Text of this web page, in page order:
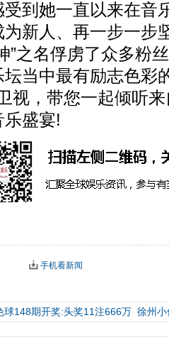
受到她一直以来在音
新人、再一步一步
”之名俘虏了众多粉
当中最有励志色彩
视，带您一起倾听
盛宴!
手机看新闻
球148期开奖:头奖11注666万 徐州